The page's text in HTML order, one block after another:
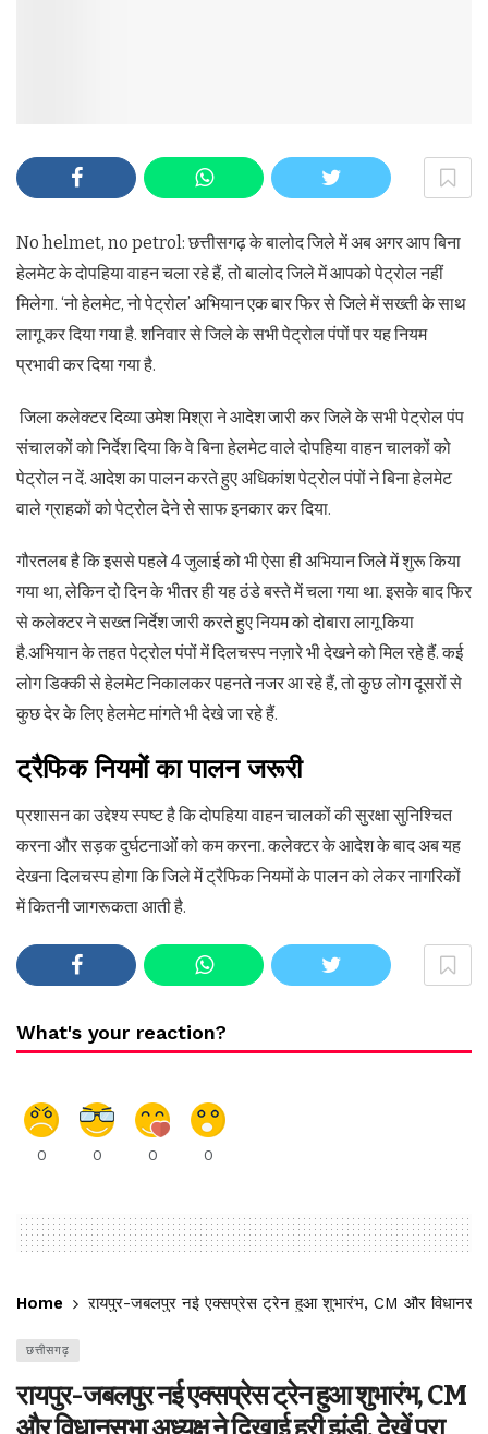
No helmet, no petrol: छत्तीसगढ़ के बालोद जिले में अब अगर आप बिना
हेलमेट के दोपहिया वाहन चला रहे हैं, तो बालोद जिले में आपको पेट्रोल नहीं
मिलेगा. ‘नो हेलमेट, नो पेट्रोल’ अभियान एक बार फिर से जिले में सख्ती के साथ
लागू कर दिया गया है. शनिवार से जिले के सभी पेट्रोल पंपों पर यह नियम
प्रभावी कर दिया गया है.
जिला कलेक्टर दिव्या उमेश मिश्रा ने आदेश जारी कर जिले के सभी पेट्रोल पंप
संचालकों को निर्देश दिया कि वे बिना हेलमेट वाले दोपहिया वाहन चालकों को
पेट्रोल न दें. आदेश का पालन करते हुए अधिकांश पेट्रोल पंपों ने बिना हेलमेट
वाले ग्राहकों को पेट्रोल देने से साफ इनकार कर दिया.
गौरतलब है कि इससे पहले 4 जुलाई को भी ऐसा ही अभियान जिले में शुरू किया
गया था, लेकिन दो दिन के भीतर ही यह ठंडे बस्ते में चला गया था. इसके बाद फिर
से कलेक्टर ने सख्त निर्देश जारी करते हुए नियम को दोबारा लागू किया
है.अभियान के तहत पेट्रोल पंपों में दिलचस्प नज़ारे भी देखने को मिल रहे हैं. कई
लोग डिक्की से हेलमेट निकालकर पहनते नजर आ रहे हैं, तो कुछ लोग दूसरों से
कुछ देर के लिए हेलमेट मांगते भी देखे जा रहे हैं.
ट्रैफिक नियमों का पालन जरूरी
प्रशासन का उद्देश्य स्पष्ट है कि दोपहिया वाहन चालकों की सुरक्षा सुनिश्चित
करना और सड़क दुर्घटनाओं को कम करना. कलेक्टर के आदेश के बाद अब यह
देखना दिलचस्प होगा कि जिले में ट्रैफिक नियमों के पालन को लेकर नागरिकों
में कितनी जागरूकता आती है.
What's your reaction?
0 0 0 0
Home रायपुर-जबलपुर नई एक्सप्रेस ट्रेन हुआ शुभारंभ, CM और
छत्तीसगढ़
रायपुर-जबलपुर नई एक्सप्रेस ट्रेन हुआ शुभारंभ, CM